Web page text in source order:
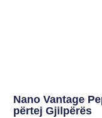
Nano Vantage
përtej Gjilpërës